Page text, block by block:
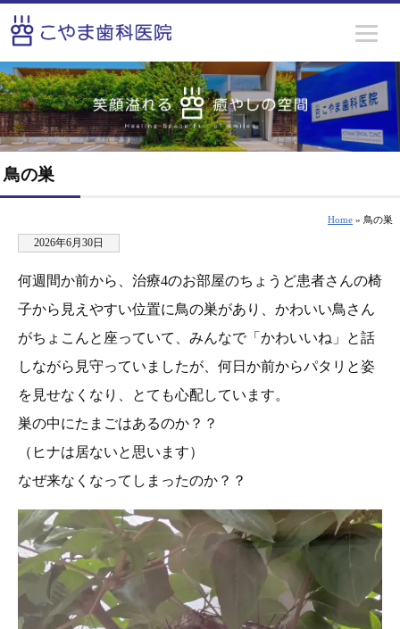
鳥の巣
Home » 鳥の巣
2026年6月30日
何週間か前から、治療4のお部屋のちょうど患者さんの椅
子から見えやすい位置に鳥の巣があり、かわいい鳥さん
がちょこんと座っていて、みんなで「かわいいね」と話
しながら見守っていましたが、何日か前からパタリと姿
を見せなくなり、とても心配しています。
巣の中にたまごはあるのか？？
（ヒナは居ないと思います）
なぜ来なくなってしまったのか？？